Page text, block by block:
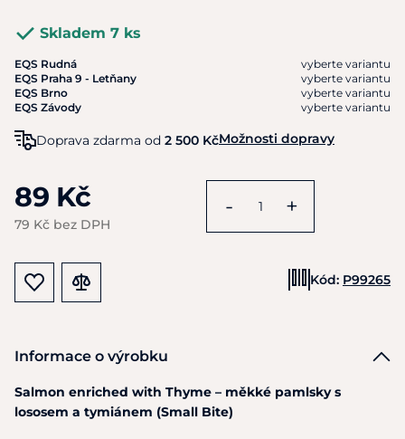
Skladem 7 ks
EQS Rudná
vyberte variantu
EQS Praha 9 - Letňany
vyberte variantu
EQS Brno
vyberte variantu
EQS Závody
vyberte variantu
Doprava zdarma od 2 500 KčMožnosti dopravy
89 Kč
79 Kč bez DPH
- +
Kód: P99265
Informace o výrobku
Salmon enriched with Thyme – měkké pamlsky s
lososem a tymiánem (Small Bite)